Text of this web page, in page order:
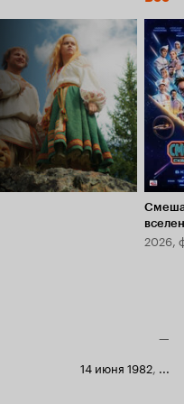
2026,
—
14 июня 1982, ...